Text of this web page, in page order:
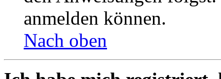
anmelden können.
Nach oben